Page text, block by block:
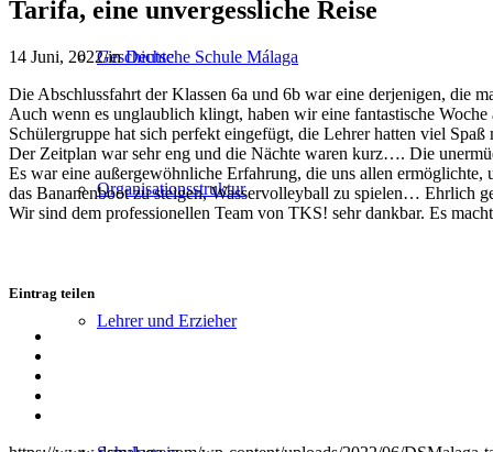
Geschichte
Organisationsstruktur
Lehrer und Erzieher
Tarifa, eine unvergessliche Reise
14 Juni, 2022/inDeutsche Schule Málaga
Die Abschlussfahrt der Klassen 6a und 6b war eine derjenigen, die
Auch wenn es unglaublich klingt, haben wir eine fantastische
Schülergruppe hat sich perfekt eingefügt, die Lehrer hatten viel
Der Zeitplan war sehr eng und die Nächte waren kurz…. Die
Es war eine außergewöhnliche Erfahrung, die uns allen
das Bananenboot zu steigen, Wasservolleyball zu spielen… Ehrlich
Wir sind dem professionellen Team von TKS! sehr dankbar. Es
Eintrag teilen